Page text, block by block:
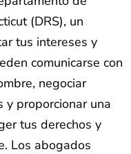
(DRS), un
tus intereses y
comunicarse con
negociar
y proporcionar una
tus derechos y
Los abogados